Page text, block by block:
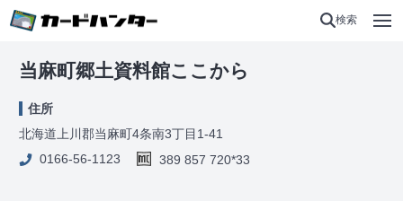
検索
当麻町郷土資料館ここから
住所
北海道上川郡当麻町4条南3丁目1-41
0166-56-1123
389 857 720*33